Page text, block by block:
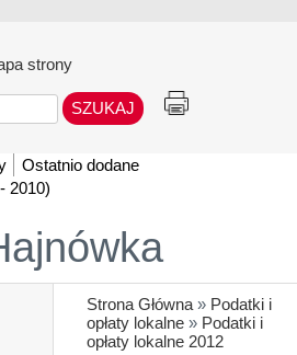
strony
Ostatnio dodane
2010)
Strona Główna » Podatki i
opłaty lokalne » Podatki i
opłaty lokalne 2012